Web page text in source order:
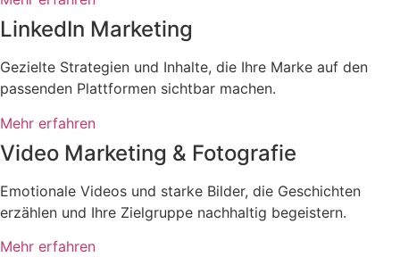
LinkedIn Marketing
Gezielte Strategien und Inhalte, die Ihre Marke auf den
passenden Plattformen sichtbar machen.
Mehr erfahren
Video Marketing & Fotografie
Emotionale Videos und starke Bilder, die Geschichten
erzählen und Ihre Zielgruppe nachhaltig begeistern.
Mehr erfahren